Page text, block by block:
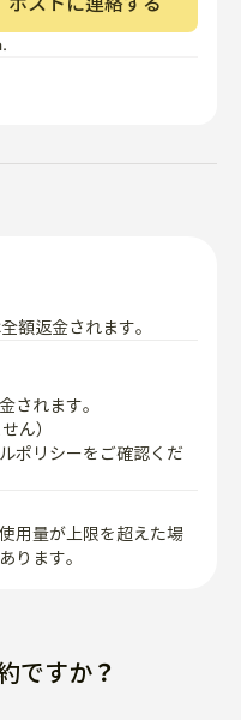
額返金されます。
されます。
ん）
ポリシーをご確認くだ
用量が上限を超えた場
ります。